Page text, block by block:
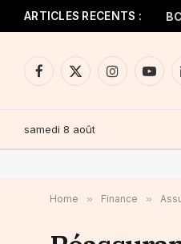
ARTICLES RECENTS :
Facebook
X
Instagram
samedi 8 août
Home » Finance »